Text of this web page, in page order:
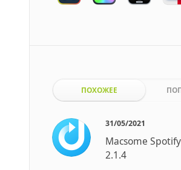
ПОХОЖЕЕ
31/05/2021
Macsome
2.1.4